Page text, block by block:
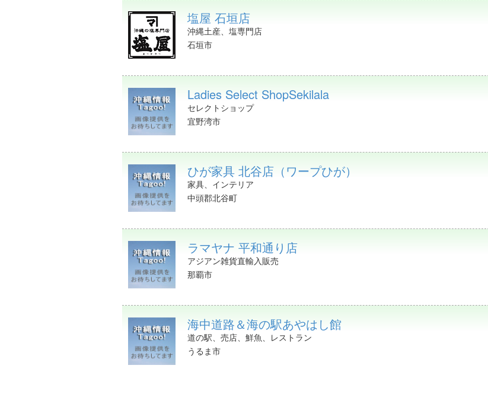
塩屋 石垣店
沖縄土産、塩専門店
石垣市
Ladies Select ShopSekilala
セレクトショップ
宜野湾市
ひが家具 北谷店（ワープひが）
家具、インテリア
中頭郡北谷町
ラマヤナ 平和通り店
アジアン雑貨直輸入販売
那覇市
海中道路＆海の駅あやはし館
道の駅、売店、鮮魚、レストラン
うるま市